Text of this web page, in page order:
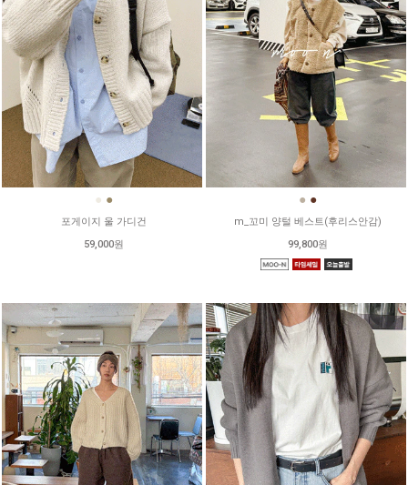
● ●
포게이지 울 가디건
59,000원
● ●
m_꼬미 양털 베스트(후리스안감)
99,800원